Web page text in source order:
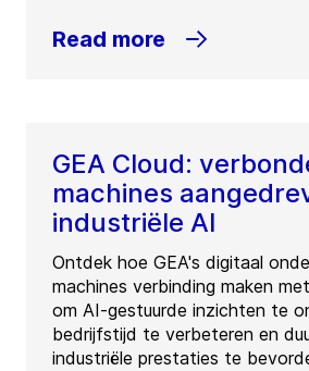
Read more
GEA Cloud:
machines
industriële AI
Ontdek hoe GEA's digitaal
machines verbinding maken
om AI-gestuurde inzichten te
bedrijfstijd te verbeteren en
industriële prestaties te